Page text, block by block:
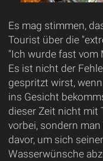
Es mag stimmen,
Tourist über die
"Ich wurde fast vom
Es ist nicht der
gespritzt wirst,
ins Gesicht
dieser Zeit nicht mit
vorbei, sondern
davor, um sich
Wasserwünsche